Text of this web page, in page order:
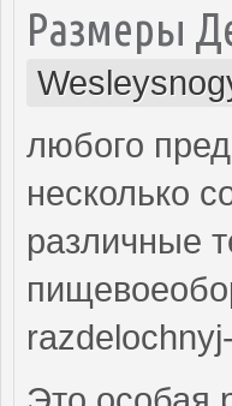
Размеры
любого
несколько
различные